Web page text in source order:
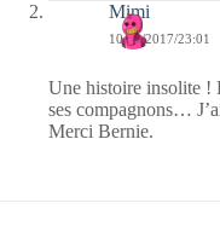
Mimi
10/10/2017/23:01
Une histoire insolite !
ses compagnons…
Merci Bernie.